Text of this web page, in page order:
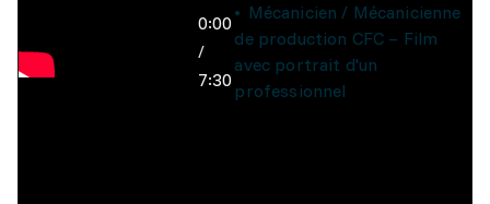
0:00
/
7:30
Mécanicien / Mécanicienne
de production CFC – Film
avec portrait d'un
professionnel